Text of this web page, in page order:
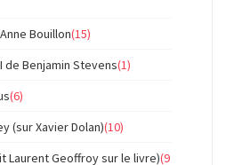
Bouillon(15)
de Benjamin Stevens(1)
(6)
(sur Xavier Dolan)(10)
Laurent Geoffroy sur le livre)(9